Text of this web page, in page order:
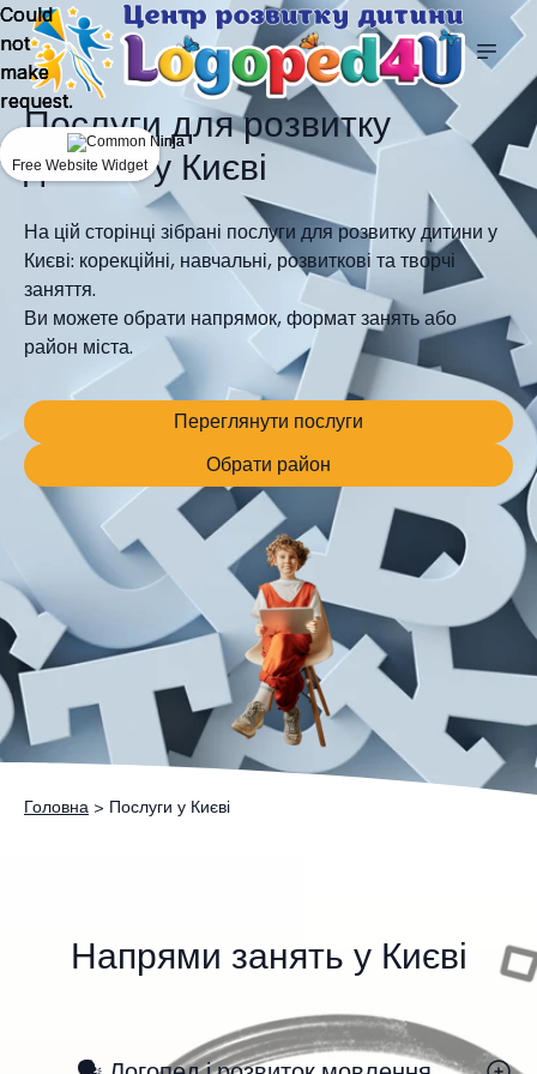
Послуги для розвитку
дитини у Києві
На цій сторінці зібрані послуги для розвитку дитини у
Києві: корекційні, навчальні, розвиткові та творчі
заняття.
Ви можете обрати напрямок, формат занять або
район міста.
Переглянути послуги
Обрати район
Головна > Послуги у Києві
Напрями занять у Києві
Could
not
make
request.
Free Website Widget
Could
not
make
request.
Free Website Widget
Could
not
make
request.
Free Website Widget